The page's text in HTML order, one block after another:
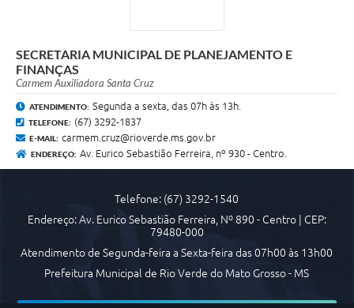
Jornal
Agenda
SIC
SECRETARIA MUNICIPAL DE PLANEJAMENTO E
FINANÇAS
Carmem Auxiliadora Santa Cruz
ATENDIMENTO: Segunda a sexta, das 07h às 13h.
TELEFONE: (67) 3292-1837
E-MAIL: carmem.cruz@rioverde.ms.gov.br
ENDEREÇO: Av. Eurico Sebastião Ferreira, nº 930 - Centro.
Telefone: (67) 3292-1540
Endereço: Av. Eurico Sebastião Ferreira, Nº 890 - Centro | CEP:
79480-000
Atendimento de Segunda-feira a Sexta-feira das 07h00 às 13h00
Prefeitura Municipal de Rio Verde do Mato Grosso - MS